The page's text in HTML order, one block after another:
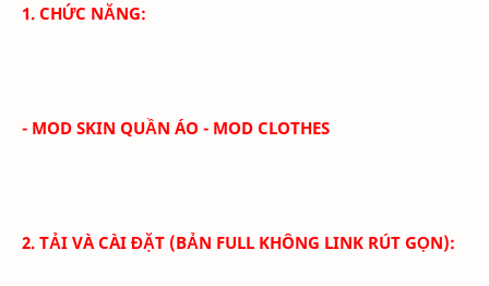
1. CHỨC NĂNG:
- MOD SKIN QUẦN ÁO - MOD CLOTHES
2. TẢI VÀ CÀI ĐẶT (BẢN FULL KHÔNG LINK RÚT GỌN):